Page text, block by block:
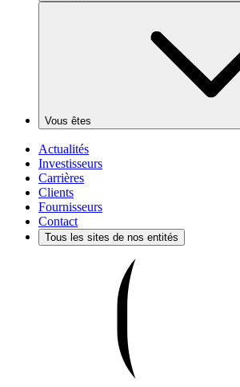
Vous êtes
Actualités
Investisseurs
Carrières
Clients
Fournisseurs
Contact
Tous les sites de nos entités